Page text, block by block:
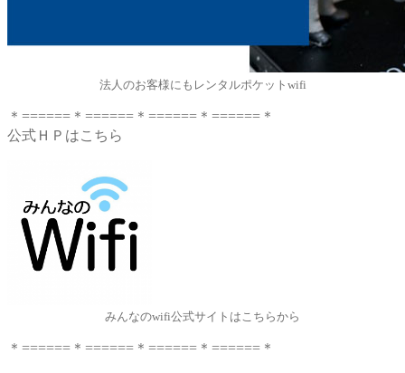
法人のお客様にもレンタルポケットwifi
＊======＊======＊======＊======＊
公式ＨＰはこちら
みんなのwifi公式サイトはこちらから
＊======＊======＊======＊======＊